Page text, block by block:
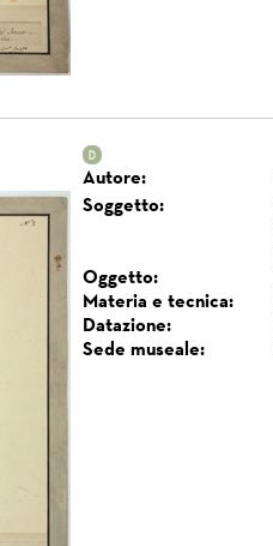
Autore:
Soggetto:
Oggetto:
Materia e tecnica:
Datazione:
Sede museale: